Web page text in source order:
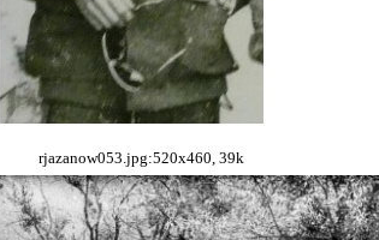
rjazanow053.jpg:520x460, 39k